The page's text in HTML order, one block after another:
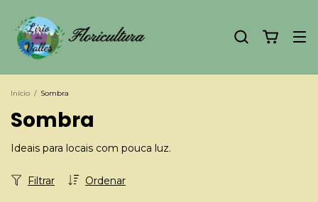
Início / Sombra
Sombra
Ideais para locais com pouca luz.
Ordenar
Filtrar